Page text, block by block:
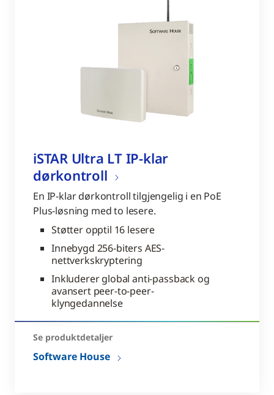
iSTAR Ultra LT IP-klar
dørkontroll
En IP-klar dørkontroll tilgjengelig i en PoE
Plus-løsning med to lesere.
Støtter opptil 16 lesere
Innebygd 256-biters AES-
nettverkskryptering
Inkluderer global anti-passback og
avansert peer-to-peer-
klyngedannelse
Se produktdetaljer
Software House